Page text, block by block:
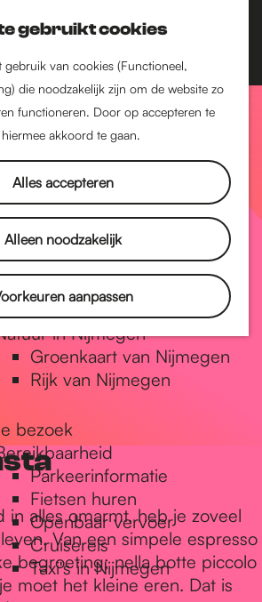
gebruikt cookies
gebruik van cookies (Functioneel,
die noodzakelijk zijn om de website zo
functioneren. Door op accepteren te
akkoord te gaan.
Alles accepteren
Alleen noodzakelijk
aanpassen
Nijmegen-Nieuw-West
Dukenburg
Lindenholt
De oudste stad van
Nederland
Historische tijdlijn
Romeinse Limes
Vrede van Nijmegen
Penning
in Nijmegen
Groenkaart van Nijmegen
Rijk van Nijmegen
bezoek
Parkeerinformatie
Fietsen huren
Openbaar vervoer
Cruisereis
Taxi's in Nijmegen
in alles omarmt, heb je zoveel
Van een simpele espresso
begroeting; nella botte piccolo
moet het kleine eren. Dat is